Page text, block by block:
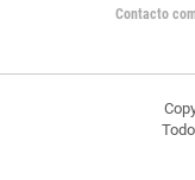
Contacto